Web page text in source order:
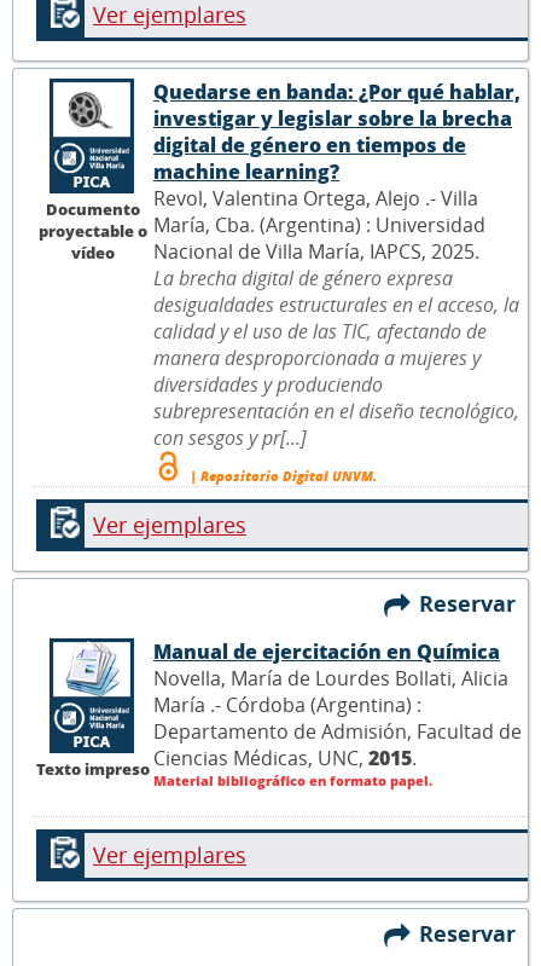
Ver ejemplares
Documento
proyectable o
vídeo
Quedarse en banda: ¿Por qué hablar,
investigar y legislar sobre la brecha
digital de género en tiempos de
machine learning?
Revol, Valentina Ortega, Alejo .- Villa
María, Cba. (Argentina) : Universidad
Nacional de Villa María, IAPCS, 2025.
La brecha digital de género expresa
desigualdades estructurales en el acceso, la
calidad y el uso de las TIC, afectando de
manera desproporcionada a mujeres y
diversidades y produciendo
subrepresentación en el diseño tecnológico,
con sesgos y pr[...]
| Repositorio Digital UNVM.
Ver ejemplares
Reservar
Texto impreso
Manual de ejercitación en Química
Novella, María de Lourdes Bollati, Alicia
María .- Córdoba (Argentina) :
Departamento de Admisión, Facultad de
Ciencias Médicas, UNC, 2015.
Material bibliográfico en formato papel.
Ver ejemplares
Reservar